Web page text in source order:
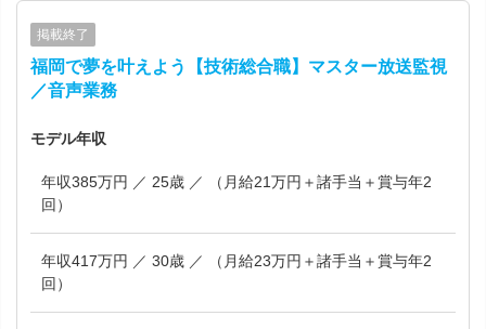
掲載終了
福岡で夢を叶えよう【技術総合職】マスター放送監視
／音声業務
モデル年収
年収385万円 ／ 25歳 ／ （月給21万円＋諸手当＋賞与年2
回）
年収417万円 ／ 30歳 ／ （月給23万円＋諸手当＋賞与年2
回）